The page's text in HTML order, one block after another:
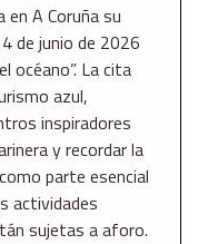
en A Coruña su
de junio de 2026
océano”. La cita
azul,
inspiradores
y recordar la
parte esencial
actividades
sujetas a aforo.